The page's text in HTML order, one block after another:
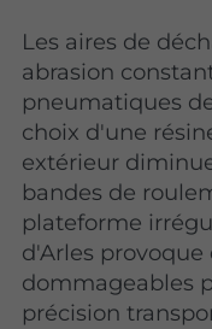
Les aires de
abrasion
pneumatiques
choix d'une
extérieur
bandes de
plateforme
d'Arles provoque
dommageables
précision